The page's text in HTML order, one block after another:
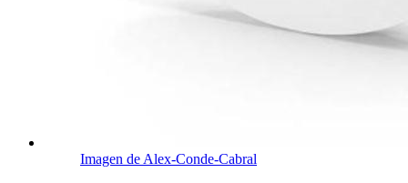
Imagen de Alex-Conde-Cabral